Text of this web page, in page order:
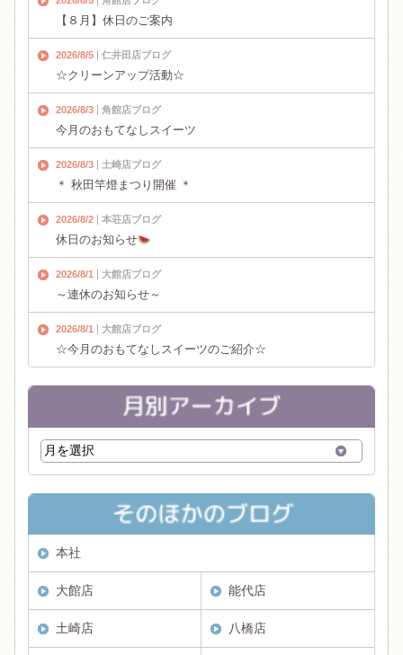
【８月】休日のご案内
2026/8/5 仁井田店ブログ
☆クリーンアップ活動☆
2026/8/3 角館店ブログ
今月のおもてなしスイーツ
2026/8/3 土崎店ブログ
＊ 秋田竿燈まつり開催 ＊
2026/8/2 本荘店ブログ
休日のお知らせ
2026/8/1 大館店ブログ
～連休のお知らせ～
2026/8/1 大館店ブログ
☆今月のおもてなしスイーツのご紹介☆
本社
大館店 能代店
土崎店 八橋店